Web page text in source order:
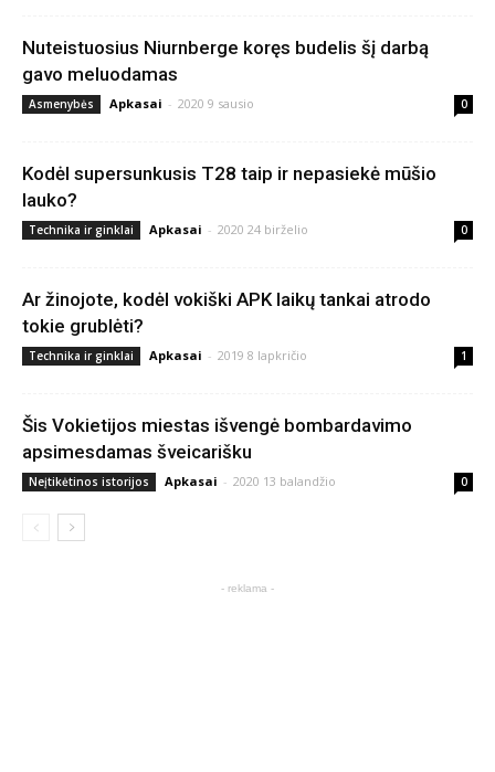
Nuteistuosius Niurnberge koręs budelis šį darbą
gavo meluodamas
Asmenybės Apkasai - 2020 9 sausio 0
Kodėl supersunkusis T28 taip ir nepasiekė mūšio
lauko?
Technika ir ginklai Apkasai - 2020 24 birželio 0
Ar žinojote, kodėl vokiški APK laikų tankai atrodo
tokie grublėti?
Technika ir ginklai Apkasai - 2019 8 lapkričio 1
Šis Vokietijos miestas išvengė bombardavimo
apsimesdamas šveicarišku
Neįtikėtinos istorijos Apkasai - 2020 13 balandžio 0
- reklama -